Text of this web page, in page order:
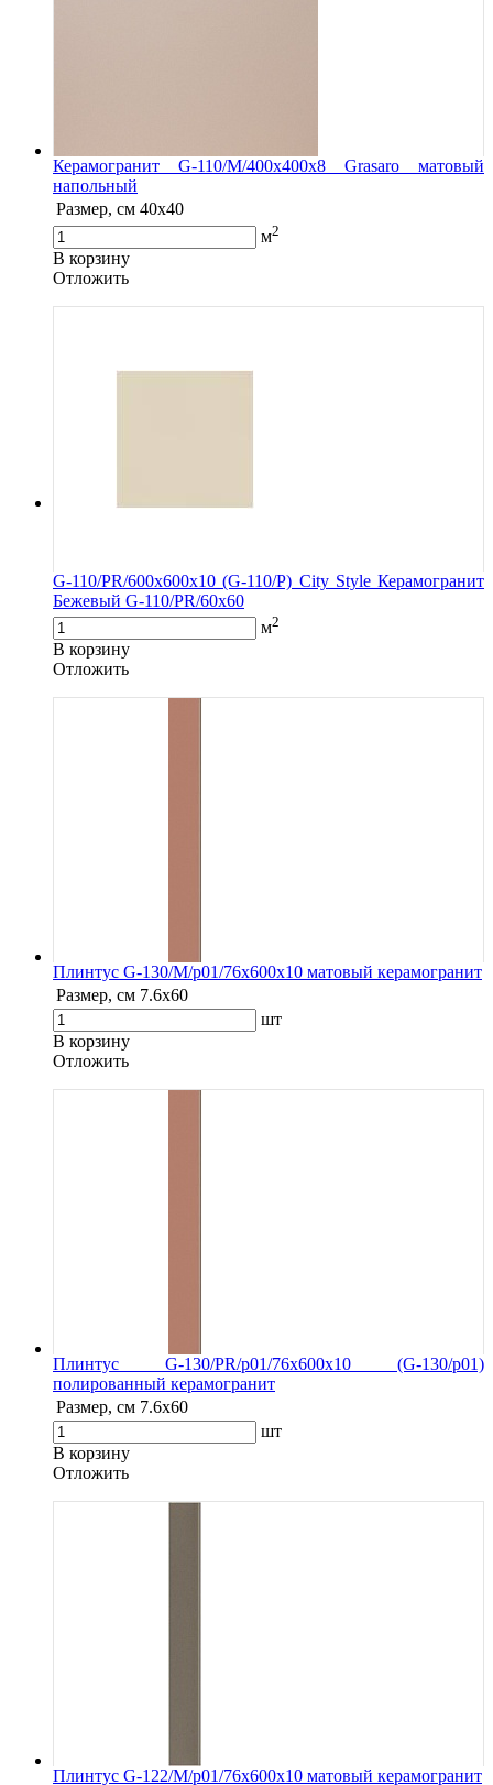
Керамогранит G-110/M/400x400x8 Grasaro матовый
напольный
Размер, см 40x40
м2
В корзину
Oтложить
G-110/PR/600x600x10 (G-110/P) City Style Керамогранит
Бежевый G-110/PR/60x60
м2
В корзину
Oтложить
Плинтус G-130/М/p01/76x600x10 матовый керамогранит
Размер, см 7.6х60
шт
В корзину
Oтложить
Плинтус G-130/PR/p01/76x600x10 (G-130/p01)
полированный керамогранит
Размер, см 7.6х60
шт
В корзину
Oтложить
Плинтус G-122/М/p01/76x600x10 матовый керамогранит